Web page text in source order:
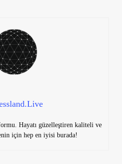
Hayatı güzelleştiren kaliteli ve
için hep en iyisi burada!